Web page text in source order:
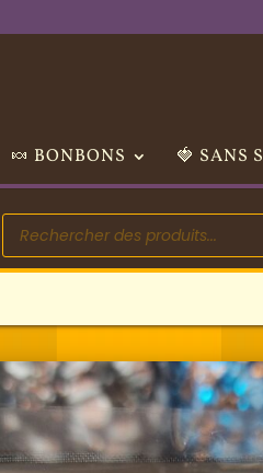
🍬 BONBONS 🍓 SANS
Recherche
de
produits